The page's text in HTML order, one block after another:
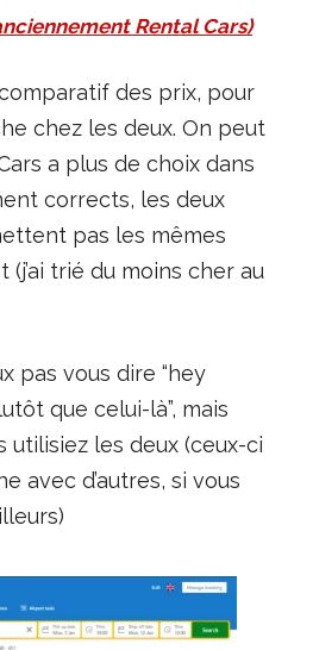
Rental Cars)
des prix, pour
chez les deux. On peut
a plus de choix dans
corrects, les deux
pas les mêmes
(j’ai trié du moins cher au
pas vous dire “hey
que celui-là”, mais
utilisiez les deux (ceux-ci
avec d’autres, si vous